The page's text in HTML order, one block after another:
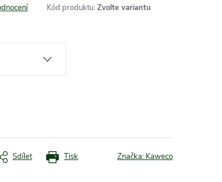
Kód produktu: Zvolte variantu
Tisk
Sdílet Značka: Kaweco